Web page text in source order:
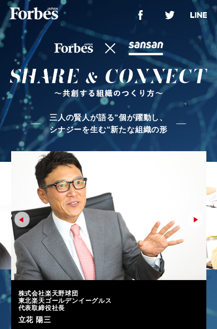
三人の賢人が語る“個が躍動し、
シナジーを生む“新たな組織の形
株式会社楽天野球団
東北楽天ゴールデンイーグルス
代表取締役社長
立花 陽三